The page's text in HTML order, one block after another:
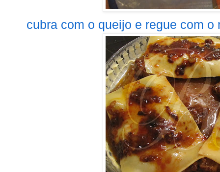
cubra com o queijo e regue com o